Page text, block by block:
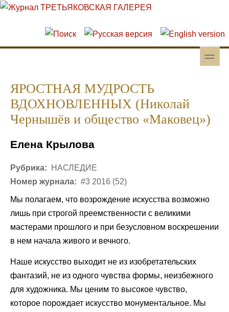
Перейти к основному содержанию
Skip to search
toggle
ЯРОСТНАЯ МУДРОСТЬ
ВДОХНОВЛЕННЫХ (Николай
Чернышёв и общество «Маковец»)
Елена Крылова
Рубрика:
НАСЛЕДИЕ
Номер журнала: #3 2016 (52)
Мы полагаем, что возрождение искусства возможно
лишь при строгой преемственности с великими
мастерами прошлого и при безусловном воскрешении
в нем начала живого и вечного.
Наше искусство выходит не из изобретательских
фантазий, не из одного чувства формы, неизбежного
для художника. Мы ценим то высокое чувство,
которое порождает искусство монументальное. Мы